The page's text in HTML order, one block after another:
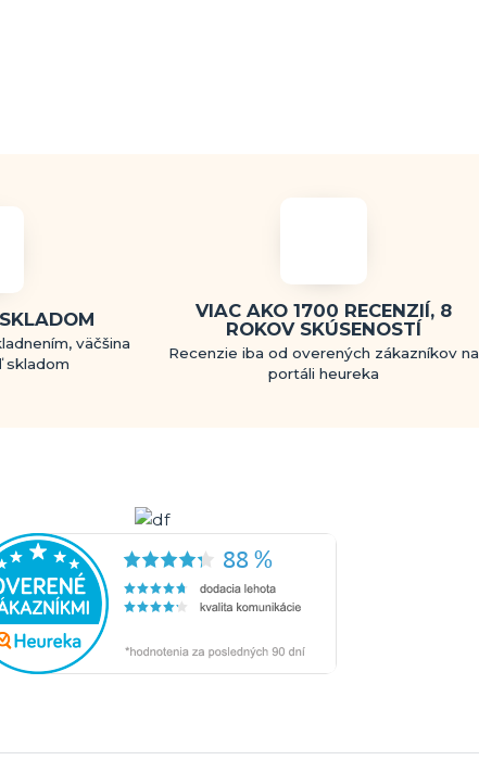
väčšina
skladom
VIAC AKO 1700 RECENZIÍ, 8
ROKOV SKÚSENOSTÍ
Recenzie iba od overených zákazníkov na
portáli heureka